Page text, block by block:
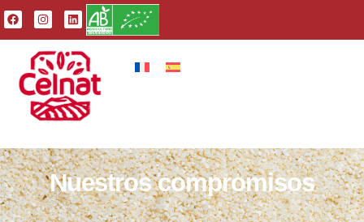
Nuestros compromisos